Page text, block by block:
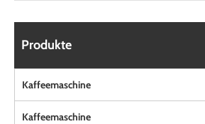
Produkte
Kaffeemaschine
Kaffeemaschine